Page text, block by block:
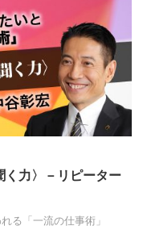
く力〉－リピーター
る「一流の仕事術」